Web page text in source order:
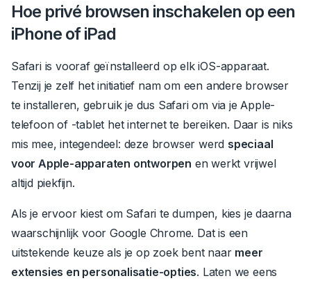
Hoe privé browsen inschakelen op een
iPhone of iPad
Safari is vooraf geïnstalleerd op elk iOS-apparaat.
Tenzij je zelf het initiatief nam om een andere browser
te installeren, gebruik je dus Safari om via je Apple-
telefoon of -tablet het internet te bereiken. Daar is niks
mis mee, integendeel: deze browser werd speciaal
voor Apple-apparaten ontworpen en werkt vrijwel
altijd piekfijn.
Als je ervoor kiest om Safari te dumpen, kies je daarna
waarschijnlijk voor Google Chrome. Dat is een
uitstekende keuze als je op zoek bent naar meer
extensies en personalisatie-opties. Laten we eens